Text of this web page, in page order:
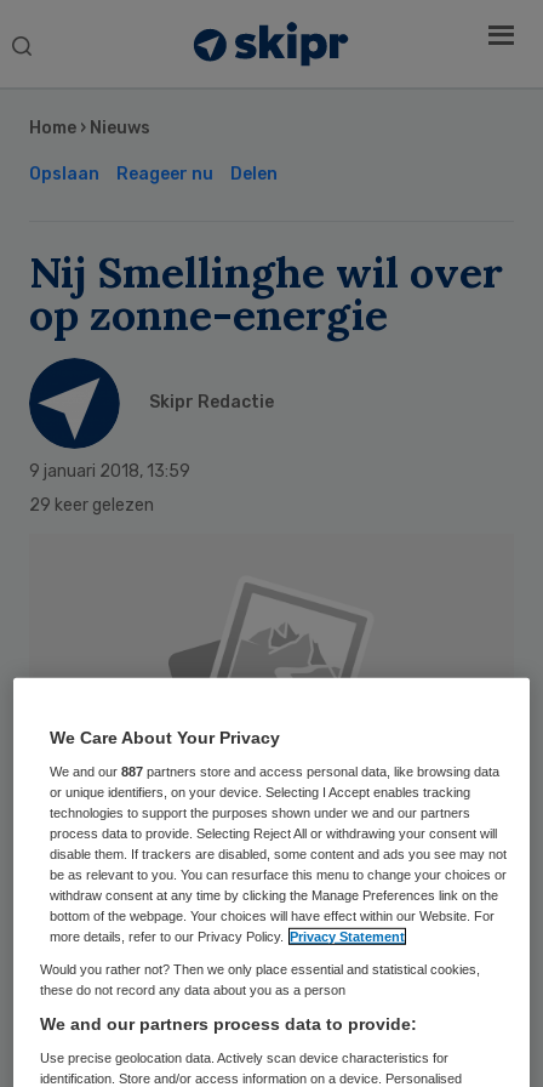
Search
Home › Nieuws
Opslaan Reageer nu Delen
Nij Smellinghe wil over
op zonne-energie
Skipr Redactie
9 januari 2018, 13:59
29 keer gelezen
Ziekenhuis Nij Smellinge gaat ruim 9.000
zonnepanelen op het terrein van het
Drachtster ziekenhuis plaatsen. Dat
gebeurt deels op het bestaande dak, deels
Sidebar
We Care About Your Privacy
We and our887 partners store and access personal data, like browsing data
or unique identifiers, on your device. Selecting I Accept enables tracking
technologies to support the purposes shown under we and our partners
process data to provide. Selecting Reject All or withdrawing your consent will
disable them. If trackers are disabled, some content and ads you see may not
be as relevant to you. You can resurface this menu to change your choices or
withdraw consent at any time by clicking the Manage Preferences link on the
bottom of the webpage. Your choices will have effect within our Website. For
more details, refer to our Privacy Policy.
Privacy Statement
Would you rather not? Then we only place essential and statistical cookies,
these do not record any data about you as a person
We and our partners process data to provide:
Use precise geolocation data. Actively scan device characteristics for
identification. Store and/or access information on a device. Personalised